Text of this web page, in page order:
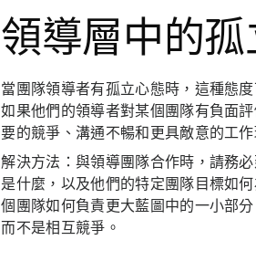
領導層中的孤
當團隊領導者有孤立心態時，這種態
如果他們的領導者對某個團隊有負面
要的競爭、溝通不暢和更具敵意的工作
解決方法： 與領導團隊合作時，請務
是什麼，以及他們的特定團隊目標如
個團隊如何負責更大藍圖中的一小部
而不是相互競爭。